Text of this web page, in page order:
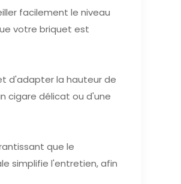
facilement le niveau
votre briquet est
d'adapter la hauteur de
cigare délicat ou d'une
que le
simplifie l'entretien, afin